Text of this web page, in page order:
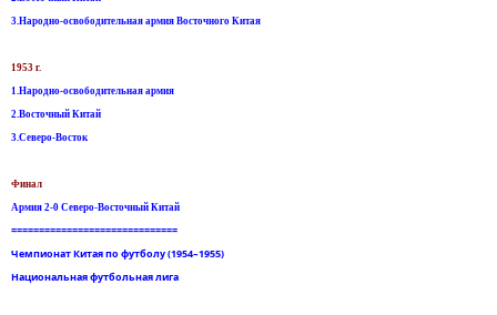
3.Народно-освободительная армия Восточного Китая
1953 г.
1.Народно-освободительная армия
2.Восточный Китай
3.Северо-Восток
Финал
Армия 2-0 Северо-Восточный Китай
==============================
Чемпионат Китая по футболу (1954–1955)
Национальная футбольная лига